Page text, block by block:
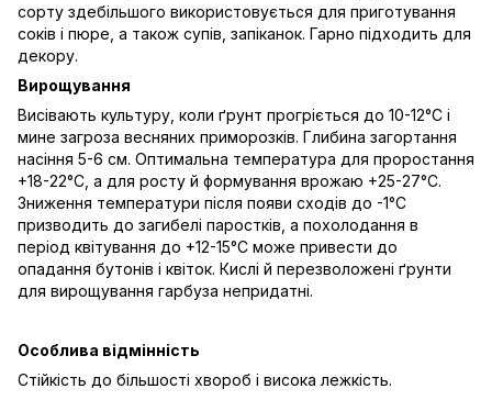
сорту здебільшого використовується для приготування
соків і пюре, а також супів, запіканок. Гарно підходить для
декору.
Вирощування
Висівають культуру, коли ґрунт прогріється до 10-12°C і
мине загроза весняних приморозків. Глибина загортання
насіння 5-6 см. Оптимальна температура для проростання
+18-22°С, а для росту й формування врожаю +25-27°С.
Зниження температури після появи сходів до -1°С
призводить до загибелі паростків, а похолодання в
період квітування до +12-15°С може привести до
опадання бутонів і квіток. Кислі й перезволожені ґрунти
для вирощування гарбуза непридатні.
Особлива відмінність
Стійкість до більшості хвороб і висока лежкість.